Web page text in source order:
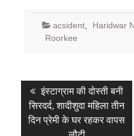
acsident Haridwar
Roorkee
Post
navigation
Previous
post:
इंस्टाग्राम की दोस्ती बनी
सिरदर्द, शादीशुदा महिला तीन
दिन प्रेमी के घर रहकर वापस